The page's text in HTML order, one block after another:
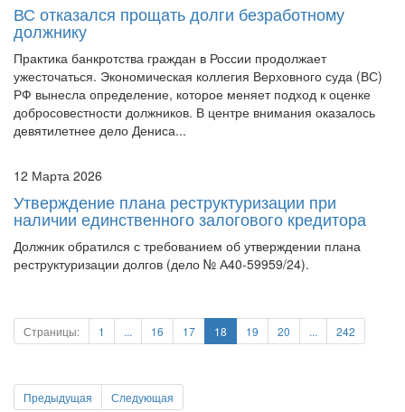
ВС отказался прощать долги безработному
должнику
Практика банкротства граждан в России продолжает
ужесточаться. Экономическая коллегия Верховного суда (ВС)
РФ вынесла определение, которое меняет подход к оценке
добросовестности должников. В центре внимания оказалось
девятилетнее дело Дениса...
12 Марта 2026
Утверждение плана реструктуризации при
наличии единственного залогового кредитора
Должник обратился с требованием об утверждении плана
реструктуризации долгов (дело № А40-59959/24).
Страницы: 1 ... 16 17 18 19 20 ... 242
Предыдущая Следующая